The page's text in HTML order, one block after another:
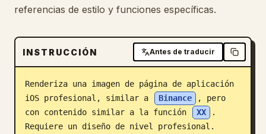
Precios
Descargar
Blog
Actualizaciones
referencias de estilo y funciones específicas.
INSTRUCCIÓN Antes de traducir
Renderiza una imagen de página de aplicación
iOS profesional, similar a
Binance
, pero
con contenido similar a la función
XX
.
Requiere un diseño de nivel profesional.